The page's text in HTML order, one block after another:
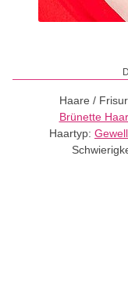
Haare /
Brünette
Haartyp: